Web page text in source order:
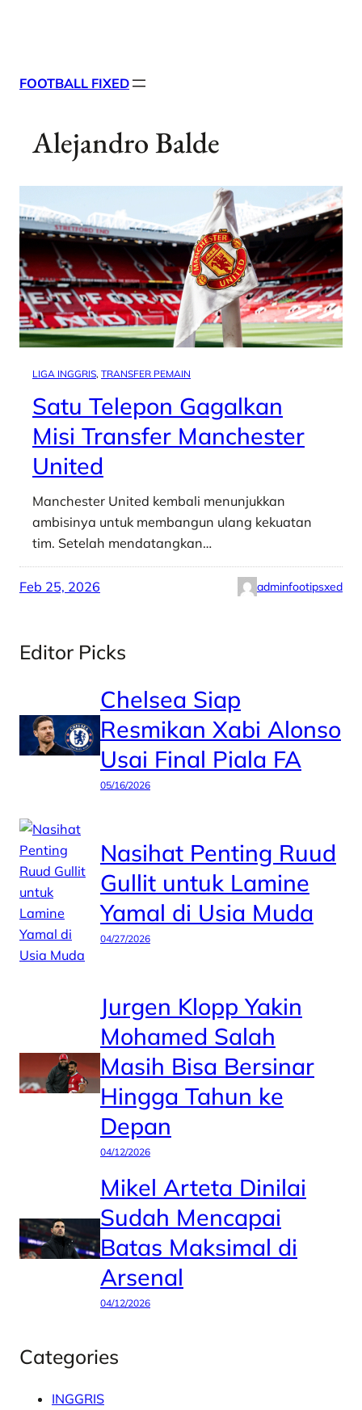
FOOTBALL FIXED
Alejandro Balde
LIGA INGGRIS, TRANSFER PEMAIN
Satu Telepon Gagalkan
Misi Transfer Manchester
United
Manchester United kembali menunjukkan
ambisinya untuk membangun ulang kekuatan
tim. Setelah mendatangkan…
Feb 25, 2026 adminfootipsxed
Editor Picks
Chelsea Siap
Resmikan Xabi Alonso
Usai Final Piala FA
05/16/2026
Nasihat Penting Ruud
Gullit untuk Lamine
Yamal di Usia Muda
04/27/2026
Jurgen Klopp Yakin
Mohamed Salah
Masih Bisa Bersinar
Hingga Tahun ke
Depan
04/12/2026
Mikel Arteta Dinilai
Sudah Mencapai
Batas Maksimal di
Arsenal
04/12/2026
Categories
INGGRIS